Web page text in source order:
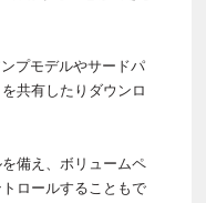
プモデルやサードパ
共有したりダウンロ
備え、ボリュームペ
ロールすることもで